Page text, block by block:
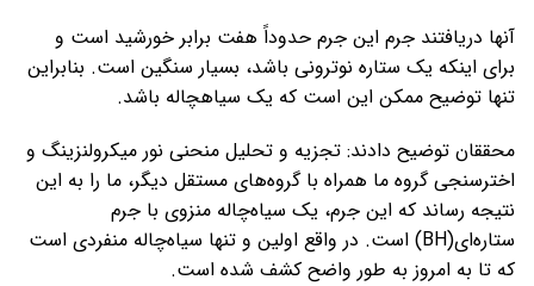
آنها دریافتند جرم این جرم حدوداً هفت برابر خورشید است و
برای اینکه یک ستاره نوترونی باشد، بسیار سنگین است. بنابراین
تنها توضیح ممکن این است که یک سیاهچاله باشد.
محققان توضیح دادند: تجزیه و تحلیل منحنی نور میکرولنزینگ و
اخترسنجی گروه ما همراه با گروه‌های مستقل دیگر، ما را به این
نتیجه رساند که این جرم، یک سیاه‌چاله منزوی با جرم
ستاره‌ای(BH) است. در واقع اولین و تنها سیاه‌چاله منفردی است
که تا به امروز به ‌طور واضح کشف شده است.